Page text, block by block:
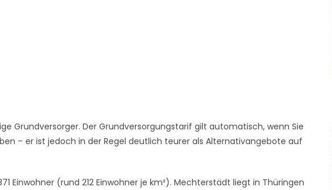
Grundversorger. Der Grundversorgungstarif gilt automatisch, wenn Sie
– er ist jedoch in der Regel deutlich teurer als Alternativangebote auf
Einwohner (rund 212 Einwohner je km²). Mechterstädt liegt in Thüringen